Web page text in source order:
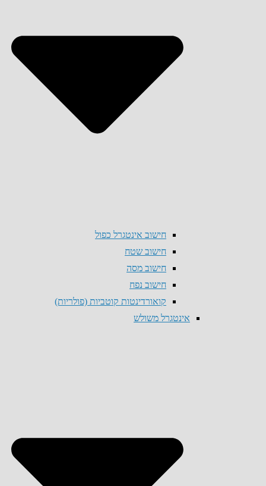
חישוב אינטגרל כפול
חישוב שטח
חישוב מסה
חישוב נפח
קואורדינטות קוטביות (פולריות)
אינטגרל משולש